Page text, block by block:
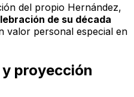
del propio Hernández,
de su década
valor personal especial en
proyección